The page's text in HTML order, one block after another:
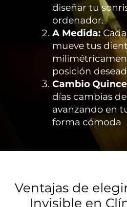
diseñar tu
ordenador.
A Medida:
mueve tus
posición
Cambio
días cambias
avanzando en
forma cómoda
Ventajas de
Invisible en